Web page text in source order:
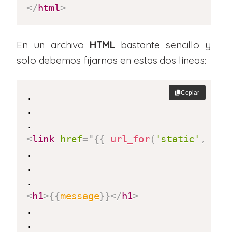
</html>
En un archivo HTML bastante sencillo y
solo debemos fijarnos en estas dos líneas:
.
.
<link href="{{ url_for( 'static' ,
.
.
<h1>{{message}}</h1>
.
.
Copiar